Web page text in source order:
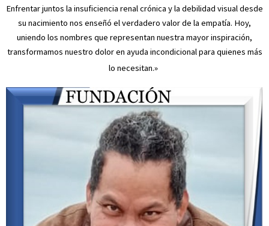
Enfrentar juntos la insuficiencia renal crónica y la debilidad visual desde
su nacimiento nos enseñó el verdadero valor de la empatía. Hoy,
uniendo los nombres que representan nuestra mayor inspiración,
transformamos nuestro dolor en ayuda incondicional para quienes más
lo necesitan.»